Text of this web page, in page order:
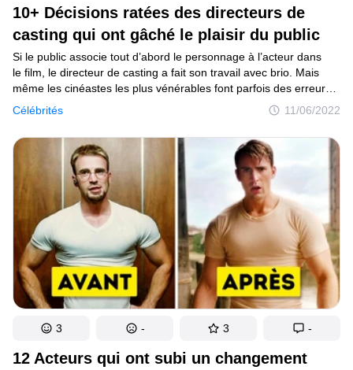
10+ Décisions ratées des directeurs de
casting qui ont gâché le plaisir du public
Célébrités 11/06/2022
Si le public associe tout d’abord le personnage à l’acteur dans
le film, le directeur de casting a fait son travail avec brio. Mais
même les cinéastes les plus vénérables font parfois des erreurs.
Il arrive qu’un acteur de premier plan n’ait pas l’air à sa place
12 Acteurs qui ont subi un changement
3 - 3 -